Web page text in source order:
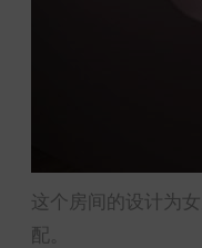
这个房间的设计为
配。